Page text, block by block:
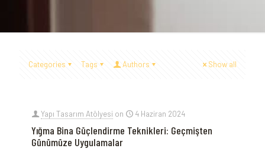
Categories Tags Authors Show all
Yapı Tasarım Atölyesi on 4 Haziran 2024
Yığma Bina Güçlendirme Teknikleri: Geçmişten
Günümüze Uygulamalar